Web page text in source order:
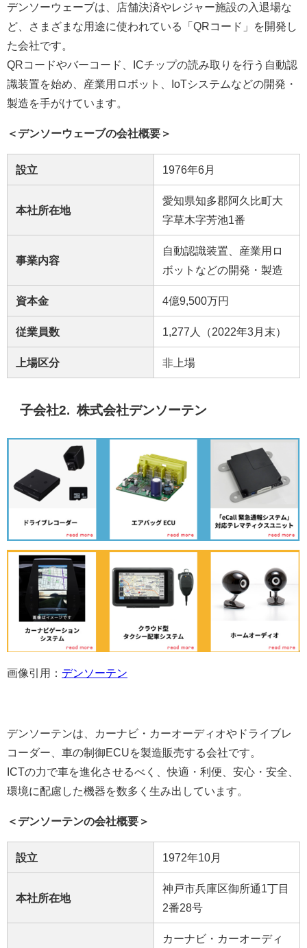
デンソーウェーブは、店舗決済やレジャー施設の入退場な
ど、さまざまな用途に使われている「QRコード」を開発し
た会社です。
QRコードやバーコード、ICチップの読み取りを行う自動認
識装置を始め、産業用ロボット、IoTシステムなどの開発・
製造を手がけています。
＜デンソーウェーブの会社概要＞
設立 1976年6月
本社所在地
愛知県知多郡阿久比町大
字草木字芳池1番
事業内容
自動認識装置、産業用ロ
ボットなどの開発・製造
資本金 4億9,500万円
従業員数 1,277人（2022年3月末）
上場区分 非上場
子会社2. 株式会社デンソーテン
画像引用： デンソーテン
デンソーテンは、カーナビ・カーオーディオやドライブレ
コーダー、車の制御ECUを製造販売する会社です。
ICTの力で車を進化させるべく、快適・利便、安心・安全、
環境に配慮した機器を数多く生み出しています。
＜デンソーテンの会社概要＞
設立 1972年10月
本社所在地
神戸市兵庫区御所通1丁目
2番28号
カーナビ・カーオーディ